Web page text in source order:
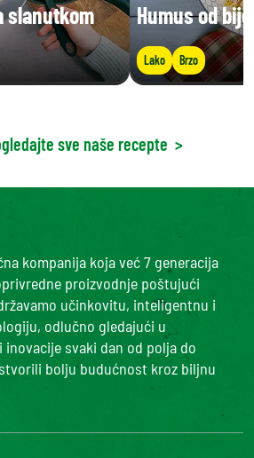
slanutkom Humus od
Lako Brzo
sve naše recepte >
kompanija koja već 7 generacija
proizvodnje poštujući
učinkovitu, inteligentnu i
odlučno gledajući u
svaki dan od polja do
bolju budućnost kroz biljnu